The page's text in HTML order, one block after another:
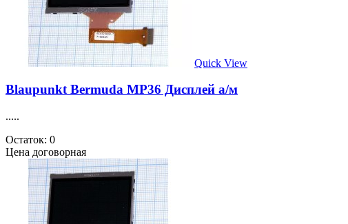
Quick View
Blaupunkt Bermuda MP36 Дисплей а/м
.....
Остаток: 0
Цена договорная